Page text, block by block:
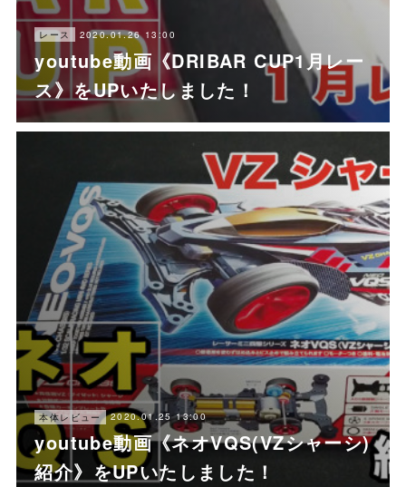
レース 2020.01.26 13:00
youtube動画《DRIBAR CUP1月レー
ス》をUPいたしました！
本体レビュー 2020.01.25 13:00
youtube動画《ネオVQS(VZシャーシ)
紹介》をUPいたしました！